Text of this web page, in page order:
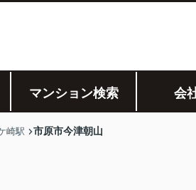
マンション検索 会
崎駅 市原市今津朝山